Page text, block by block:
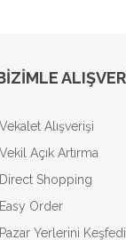
Vekalet Alışverişi
Vekil Açık Artırma
Direct Shopping
Easy Order
Pazar Yerlerini